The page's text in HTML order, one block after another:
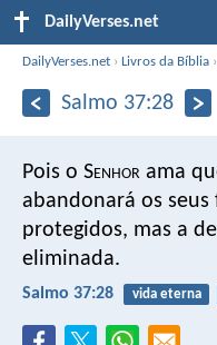
DailyVerses.net
DailyVerses.net ›Livros da Bíblia
Salmo 37:28
Pois o Senhor ama
abandonará os seus
protegidos, mas a
eliminada.
Salmo 37:28 vida eterna